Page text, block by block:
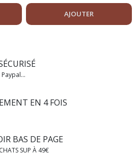
AJOUTER
EN 4 FOIS
BAS DE PAGE
SUP À 49€